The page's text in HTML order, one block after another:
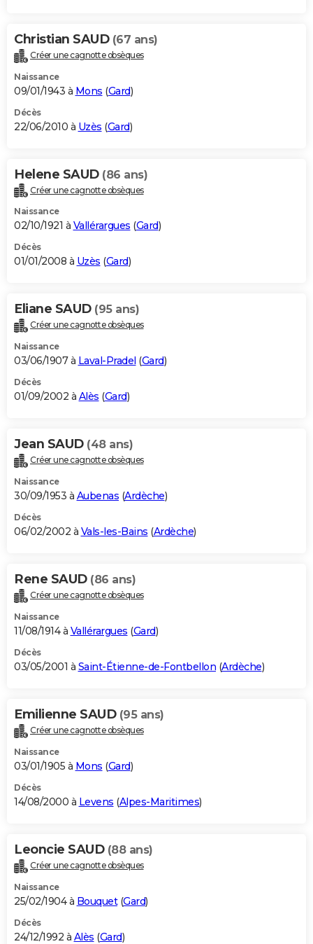
Christian SAUD (67 ans)
Créer une cagnotte obsèques
Naissance
09/01/1943 à Mons (Gard)
Décès
22/06/2010 à Uzès (Gard)
Helene SAUD (86 ans)
Créer une cagnotte obsèques
Naissance
02/10/1921 à Vallérargues (Gard)
Décès
01/01/2008 à Uzès (Gard)
Eliane SAUD (95 ans)
Créer une cagnotte obsèques
Naissance
03/06/1907 à Laval-Pradel (Gard)
Décès
01/09/2002 à Alès (Gard)
Jean SAUD (48 ans)
Créer une cagnotte obsèques
Naissance
30/09/1953 à Aubenas (Ardèche)
Décès
06/02/2002 à Vals-les-Bains (Ardèche)
Rene SAUD (86 ans)
Créer une cagnotte obsèques
Naissance
11/08/1914 à Vallérargues (Gard)
Décès
03/05/2001 à Saint-Étienne-de-Fontbellon (Ardèche)
Emilienne SAUD (95 ans)
Créer une cagnotte obsèques
Naissance
03/01/1905 à Mons (Gard)
Décès
14/08/2000 à Levens (Alpes-Maritimes)
Leoncie SAUD (88 ans)
Créer une cagnotte obsèques
Naissance
25/02/1904 à Bouquet(Gard)
Décès
24/12/1992 à Alès (Gard)